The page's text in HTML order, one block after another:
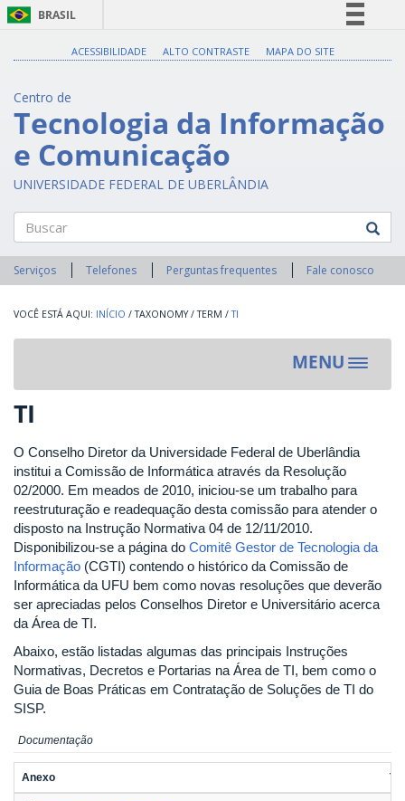
BRASIL
Acesso à informação
ACESSIBILIDADE ALTO CONTRASTE MAPA DO SITE
Centro de
Tecnologia da Informação
e Comunicação
UNIVERSIDADE FEDERAL DE UBERLÂNDIA
Buscar
Serviços Telefones Perguntas frequentes Fale conosco
INÍCIO / TAXONOMY / TERM / TI
MENU
Toggle
TI
O Conselho Diretor da Universidade Federal de Uberlândia
institui a Comissão de Informática através da Resolução
02/2000. Em meados de 2010, iniciou-se um trabalho para
reestruturação e readequação desta comissão para atender o
disposto na Instrução Normativa 04 de 12/11/2010.
Disponibilizou-se a página do Comitê Gestor de Tecnologia da
Informação (CGTI) contendo o histórico da Comissão de
Informática da UFU bem como novas resoluções que deverão
ser apreciadas pelos Conselhos Diretor e Universitário acerca
da Área de TI.
Abaixo, estão listadas algumas das principais Instruções
Normativas, Decretos e Portarias na Área de TI, bem como o
Guia de Boas Práticas em Contratação de Soluções de TI do
SISP.
Documentação
Anexo